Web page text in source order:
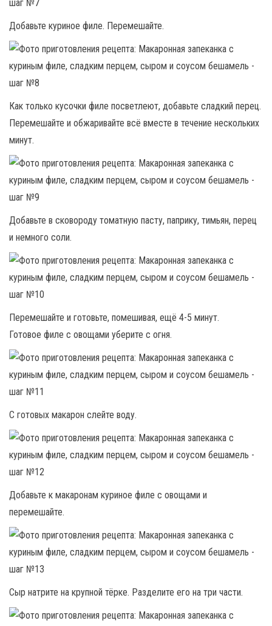
Добавьте куриное филе. Перемешайте.
Как только кусочки филе посветлеют, добавьте сладкий перец.
Перемешайте и обжаривайте всё вместе в течение нескольких
минут.
Добавьте в сковороду томатную пасту, паприку, тимьян, перец
и немного соли.
Перемешайте и готовьте, помешивая, ещё 4-5 минут.
Готовое филе с овощами уберите с огня.
С готовых макарон слейте воду.
Добавьте к макаронам куриное филе с овощами и
перемешайте.
Сыр натрите на крупной тёрке. Разделите его на три части.